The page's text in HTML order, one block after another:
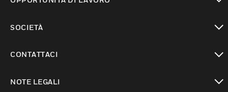
SOCIETÀ
CONTATTACI
NOTE LEGALI